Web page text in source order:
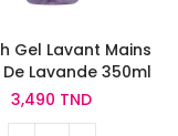
Gel Lavant Mains
De Lavande 350ml
3,490 TND